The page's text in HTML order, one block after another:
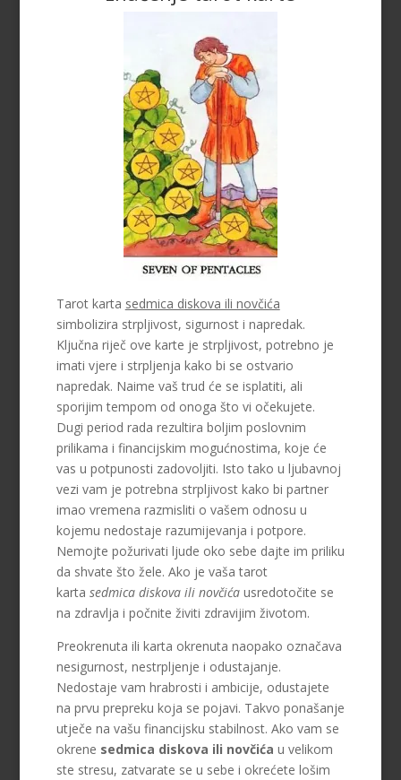
Tarot karta sedmica diskova ili novčića
simbolizira strpljivost, sigurnost i napredak.
Ključna riječ ove karte je strpljivost, potrebno je
imati vjere i strpljenja kako bi se ostvario
napredak. Naime vaš trud će se isplatiti, ali
sporijim tempom od onoga što vi očekujete.
Dugi period rada rezultira boljim poslovnim
prilikama i financijskim mogućnostima, koje će
vas u potpunosti zadovoljiti. Isto tako u ljubavnoj
vezi vam je potrebna strpljivost kako bi partner
imao vremena razmisliti o vašem odnosu u
kojemu nedostaje razumijevanja i potpore.
Nemojte požurivati ljude oko sebe dajte im priliku
da shvate što žele. Ako je vaša tarot
karta sedmica diskova ili novčićausredotočite se
na zdravlja i počnite živiti zdravijim životom.
Preokrenuta ili karta okrenuta naopako označava
nesigurnost, nestrpljenje i odustajanje.
Nedostaje vam hrabrosti i ambicije, odustajete
na prvu prepreku koja se pojavi. Takvo ponašanje
utječe na vašu financijsku stabilnost. Ako vam se
okrene sedmica diskova ili novčića u velikom
ste stresu, zatvarate se u sebe i okrećete lošim